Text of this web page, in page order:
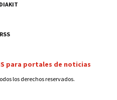
RSS
para portales de noticias
los derechos reservados.